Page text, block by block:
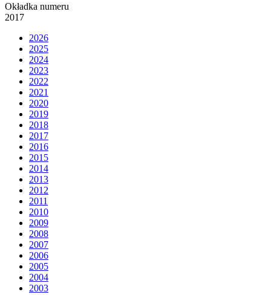
Okładka numeru
2017
2026
2025
2024
2023
2022
2021
2020
2019
2018
2017
2016
2015
2014
2013
2012
2011
2010
2009
2008
2007
2006
2005
2004
2003